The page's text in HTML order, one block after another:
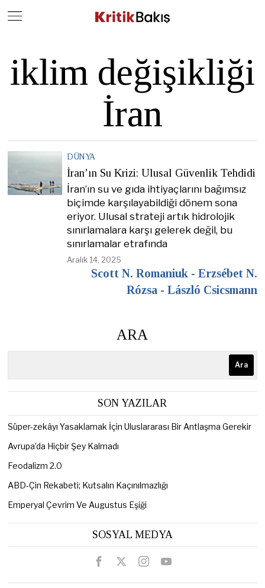
iklim değişikliği
İran
DÜNYA
İran’ın Su Krizi: Ulusal Güvenlik Tehdidi
İran’ın su ve gıda ihtiyaçlarını bağımsız
biçimde karşılayabildiği dönem sona
eriyor. Ulusal strateji artık hidrolojik
sınırlamalara karşı gelerek değil, bu
sınırlamalar etrafında
Aralık 14, 2025
Scott N. Romaniuk - Erzsébet N.
Rózsa - László Csicsmann
ARA
Ara
SON YAZILAR
Süper-zekâyı Yasaklamak İçin Uluslararası Bir Antlaşma Gerekir
Avrupa’da Hiçbir Şey Kalmadı
Feodalizm 2.0
ABD-Çin Rekabeti; Kutsalın Kaçınılmazlığı
Emperyal Çevrim Ve Augustus Eşiği
SOSYAL MEDYA